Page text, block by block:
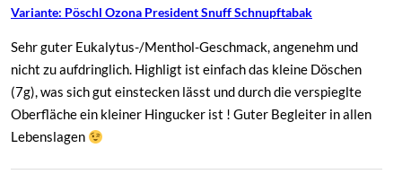
Variante: Pöschl Ozona President Snuff Schnupftabak
Sehr guter Eukalytus-/Menthol-Geschmack, angenehm und
nicht zu aufdringlich. Highligt ist einfach das kleine Döschen
(7g), was sich gut einstecken lässt und durch die verspieglte
Oberfläche ein kleiner Hingucker ist ! Guter Begleiter in allen
Lebenslagen